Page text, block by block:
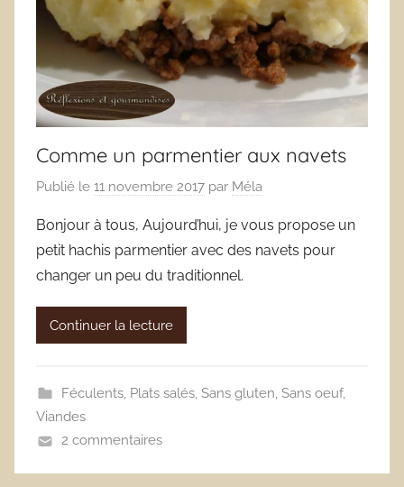
Comme un parmentier aux navets
Publié le 11 novembre 2017 par Méla
Bonjour à tous, Aujourd’hui, je vous propose un
petit hachis parmentier avec des navets pour
changer un peu du traditionnel.
Continuer la lecture
Féculents, Plats salés, Sans gluten, Sans oeuf,
Viandes
2 commentaires